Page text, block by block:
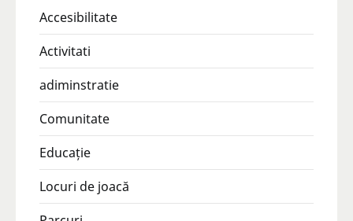
Accesibilitate
Activitati
adiminstratie
Comunitate
Educație
Locuri de joacă